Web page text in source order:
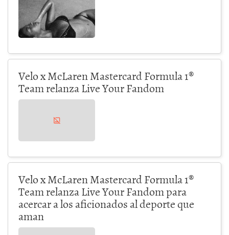
Velo x McLaren Mastercard Formula 1®
Team relanza Live Your Fandom
Velo x McLaren Mastercard Formula 1®
Team relanza Live Your Fandom para
acercar a los aficionados al deporte que
aman